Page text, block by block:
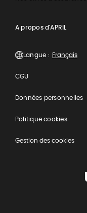
A propos d'APRIL
Langue :
CGU
Données personnelles
Politique cookies
Gestion des cookies